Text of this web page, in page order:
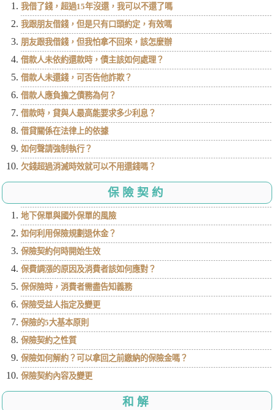
我借了錢，超過15年沒還，我可以不還了嗎
我跟朋友借錢，但是只有口頭約定，有效嗎
朋友跟我借錢，但我怕拿不回來，該怎麼辦
借款人未依約還款時，債主該如何處理？
借款人未還錢，可否告他詐欺？
借款人應負擔之債務為何？
借款時，貸與人最高能要求多少利息？
借貸關係在法律上的依據
如何聲請強制執行？
欠錢超過消滅時效就可以不用還錢嗎？
保險契約
地下保單與國外保單的風險
如何利用保險規劃退休金？
保險契約何時開始生效
保費調漲的原因及消費者該如何應對？
保保險時，消費者需盡告知義務
保險受益人指定及變更
保險的5大基本原則
保險契約之性質
保險如何解約？可以拿回之前繳納的保險金嗎？
保險契約內容及變更
和解